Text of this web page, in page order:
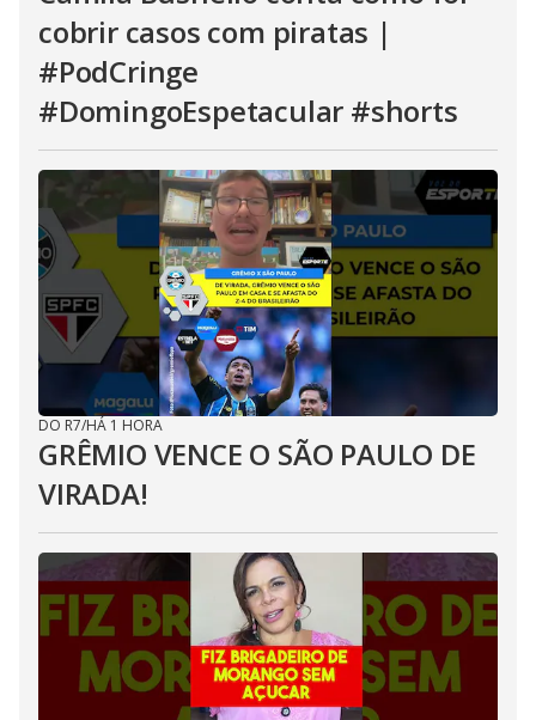
cobrir casos com piratas |
#PodCringe
#DomingoEspetacular #shorts
DO R7/HÁ 1 HORA
GRÊMIO VENCE O SÃO PAULO DE
VIRADA!